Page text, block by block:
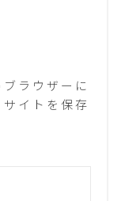
ラウザーに
イトを保存